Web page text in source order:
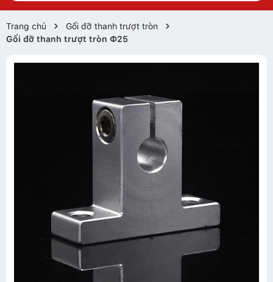
Trang chủ
Gối đỡ thanh trượt tròn
Gối đỡ thanh trượt tròn Ф25